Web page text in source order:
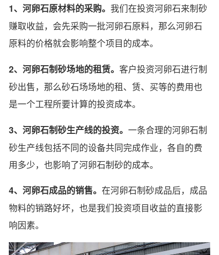
1、河卵石原材料的采购。 我们在投资河卵石来制砂
赚取收益，会先采购一批河卵石原料，那么河卵石
原料的价格就会影响整个项目的成本。
2、河卵石制砂场地的租赁。 客户投资河卵石进行制
砂出售，那么砂石场场地的租、赁、买等的费用也
是一个工程所要计算的投资成本。
3、河卵石制砂生产线的投资。 一条合理的河卵石制
砂生产线包括不同的设备共同完成作业，各自的费
用多少，也影响了河卵石制砂的成本。
4、河卵石成品的销售。 在河卵石制砂成品后，成品
物料的销路好坏，也是我们投资项目收益的直接影
响因素。